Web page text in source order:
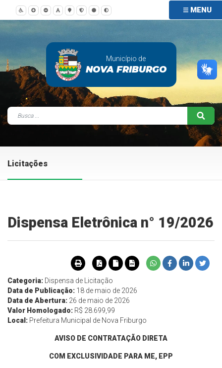
MENU
Município de
NOVA FRIBURGO
Licitações
Dispensa Eletrônica n° 19/2026
Categoria: Dispensa de Licitação
Data de Publicação: 18 de maio de 2026
Data de Abertura: 26 de maio de 2026
Valor Homologado: R$ 28.699,99
Local: Prefeitura Municipal de Nova Friburgo
AVISO DE CONTRATAÇÃO DIRETA
COM EXCLUSIVIDADE PARA ME, EPP